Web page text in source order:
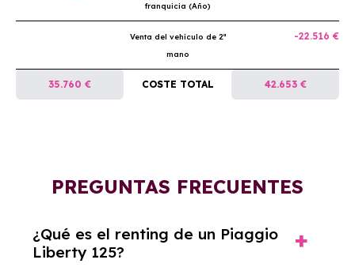
franquicia (Año)
Venta del vehículo de 2ª
mano
-22.516 €
35.760 € COSTE TOTAL 42.653 €
PREGUNTAS FRECUENTES
¿Qué es el renting de un Piaggio
Liberty 125?